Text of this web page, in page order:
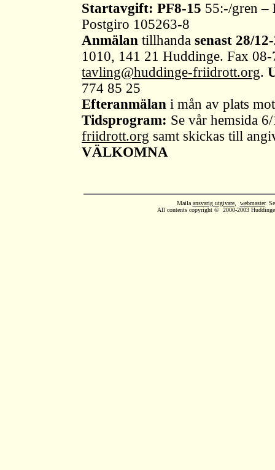
Startavgift: PF8-15 55:-/gren –
Postgiro 105263-8
Anmälan tillhanda senast 28/
1010, 141 21 Huddinge. Fax
tavling@huddinge-friidrott.org.
774 85 25
Efteranmälan i mån av plats
Tidsprogram: Se vår hemsida
friidrott.org samt skickas till
VÄLKOMNA
Maila ansvarig utgivare, webmaster.
All contents copyright © 2000-2003